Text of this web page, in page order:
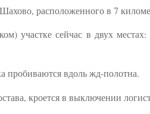
расположенного в 7
участке сейчас в двух
вдоль жд-полотна.
кроется в выключении